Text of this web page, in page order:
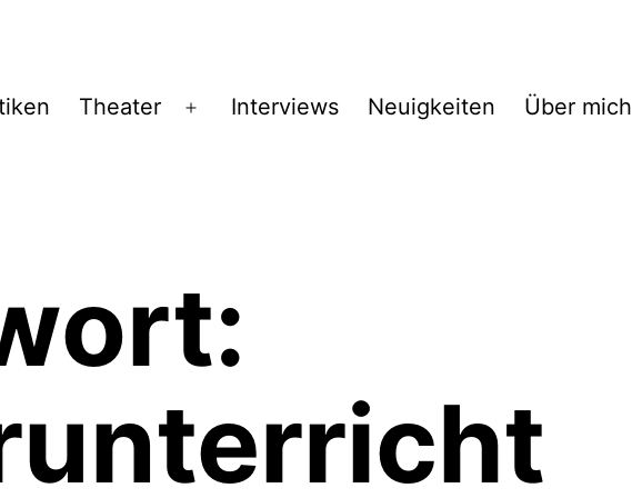
Theater
Menü
Interviews Neuigkeiten Über mich